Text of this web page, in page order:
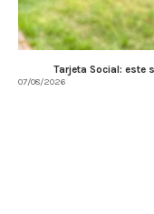
Tarjeta Social: este
07/08/2026